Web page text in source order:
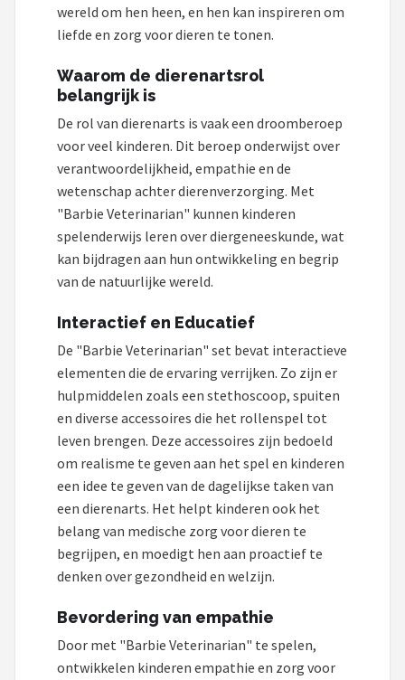
Paola Reina
Götz
Rainbow High
Disney
Corolle
Heless
Monster High
L.O.L. Surprise!
Alle merken →
wereld om hen heen, en hen kan inspireren om
liefde en zorg voor dieren te tonen.
Waarom de dierenartsrol
belangrijk is
De rol van dierenarts is vaak een droomberoep
voor veel kinderen. Dit beroep onderwijst over
verantwoordelijkheid, empathie en de
wetenschap achter dierenverzorging. Met
"Barbie Veterinarian" kunnen kinderen
spelenderwijs leren over diergeneeskunde, wat
kan bijdragen aan hun ontwikkeling en begrip
van de natuurlijke wereld.
Interactief en Educatief
De "Barbie Veterinarian" set bevat interactieve
elementen die de ervaring verrijken. Zo zijn er
hulpmiddelen zoals een stethoscoop, spuiten
en diverse accessoires die het rollenspel tot
leven brengen. Deze accessoires zijn bedoeld
om realisme te geven aan het spel en kinderen
een idee te geven van de dagelijkse taken van
een dierenarts. Het helpt kinderen ook het
belang van medische zorg voor dieren te
begrijpen, en moedigt hen aan proactief te
denken over gezondheid en welzijn.
Bevordering van empathie
Door met "Barbie Veterinarian" te spelen,
ontwikkelen kinderen empathie en zorg voor